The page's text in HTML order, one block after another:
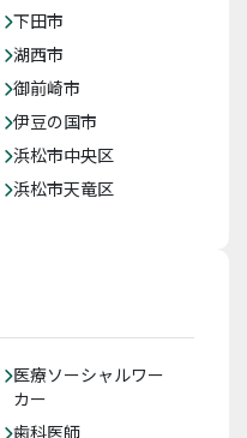
下田市
湖西市
御前崎市
伊豆の国市
浜松市中央区
浜松市天竜区
医療ソーシャルワー
カー
歯科医師